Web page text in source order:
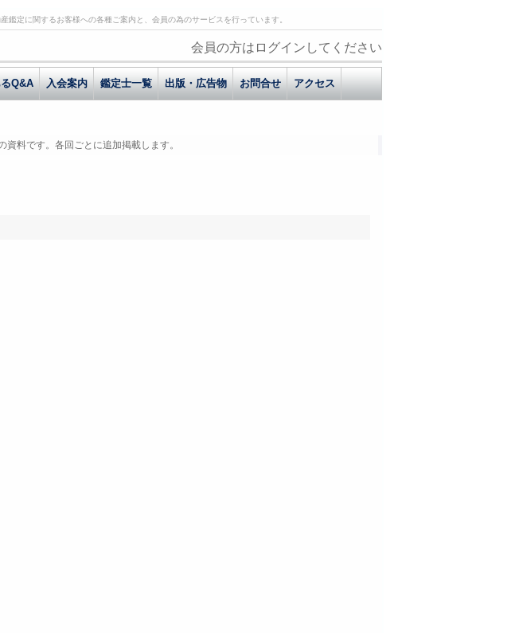
鑑定に関するお客様への各種ご案内と、会員の為のサービスを行っています。
会員の方はログインしてください
Q&A 入会案内 鑑定士一覧 出版・広告物 お問合せ アクセス
資料です。各回ごとに追加掲載します。